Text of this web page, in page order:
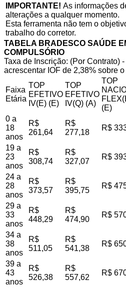
IMPORTANTE! As informações
alterações a qualquer momento.
Esta ferramenta não tem o
trabalho do corretor.
TABELA BRADESCO SAÚDE
COMPULSÓRIO
Taxa de Inscrição: (Por Contrato)
acrescentar IOF de 2,38% sobre
Faixa
Etária
TOP
EFETIVO
IV(E) (E)
TOP
EFETIVO
IV(Q) (A)
TOP
(E)
0 a
18
anos
R$
261,64
R$
277,18
R$
19 a
23
anos
R$
308,74
R$
327,07
R$
24 a
28
anos
R$
373,57
R$
395,75
R$
29 a
33
anos
R$
448,29
R$
474,90
R$
34 a
38
anos
R$
511,05
R$
541,38
R$
39 a
43
anos
R$
526,38
R$
557,62
R$